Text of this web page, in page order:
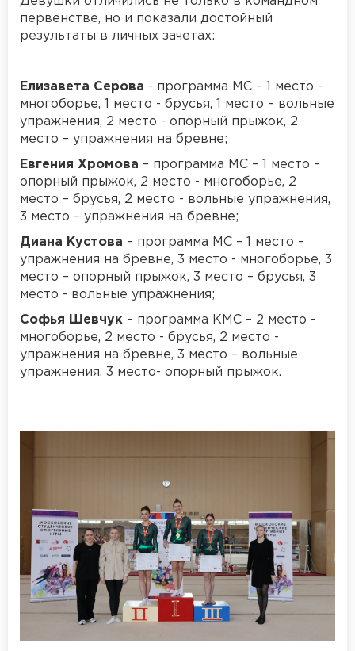
первенстве, но и показали достойный
результаты в личных зачетах:
Елизавета Серова - программа МС – 1 место -
многоборье, 1 место - брусья, 1 место – вольные
упражнения, 2 место - опорный прыжок, 2
место – упражнения на бревне;
Евгения Хромова – программа МС – 1 место –
опорный прыжок, 2 место - многоборье, 2
место – брусья, 2 место - вольные упражнения,
3 место – упражнения на бревне;
Диана Кустова – программа МС – 1 место –
упражнения на бревне, 3 место - многоборье, 3
место – опорный прыжок, 3 место – брусья, 3
место - вольные упражнения;
Софья Шевчук – программа КМС – 2 место -
многоборье, 2 место - брусья, 2 место -
упражнения на бревне, 3 место – вольные
упражнения, 3 место- опорный прыжок.